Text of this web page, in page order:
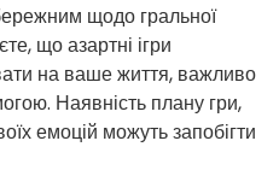
щодо гральної
що азартні ігри
на ваше життя, важливо
Наявність плану гри,
емоцій можуть запобігти